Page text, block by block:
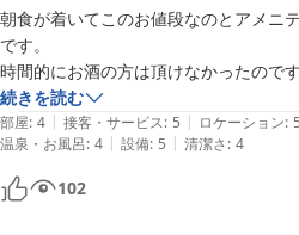
スーパーホテル大垣駅前
支配人
スーパーホテル大垣駅前
2026-07-24
以前ご提供していた大垣たまごが今
持ちにさせてしまい申し訳ございま
季節や仕入れ状況により内容が変わ
期待に添える機会がございましたら
アメニティの充実についてもお楽し
とうございます。
お好みのアメニティを選ぶ時間も、
朝食が着いてこのお値段なのとアメニ
です。
時間的にお酒の方は頂けなかったので
した。
他の方が言うように少しバスルーム等
が見えますが劣化によるもの(交換が難
に気にしませんでした。
朝食もパンやご飯もありスープ、ヨー
続きを読む
部屋: 4 | 接客・サービス: 5 | ロケーション: 5
温泉・お風呂: 4 | 設備: 5 | 清潔さ: 4
102